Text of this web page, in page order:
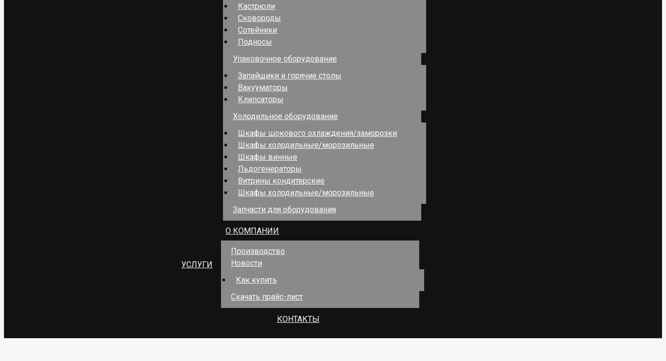
Кастрюли
Сковороды
Сотейники
Подносы
Упаковочное оборудование
Запайщики и горячие столы
Вакууматоры
Клипсаторы
Холодильное оборудование
Шкафы шокового охлаждения/заморозки
Шкафы холодильные/морозильные
Шкафы винные
Льдогенераторы
Витрины кондитерские
Шкафы холодильные/морозильные
Запчасти для оборудования
УСЛУГИ
О КОМПАНИИ
Производство
Новости
Как купить
Скачать прайс-лист
КОНТАКТЫ